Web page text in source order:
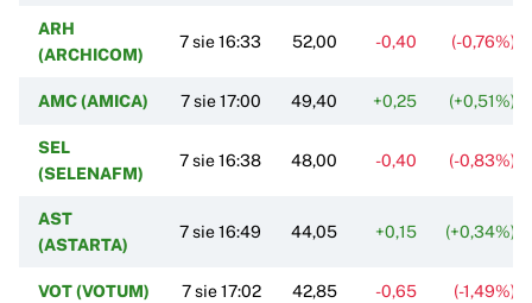
ARH
(ARCHICOM)
7 sie 16:33 52,00 -0,40 (-0,76%)
AMC (AMICA) 7 sie 17:00 49,40 +0,25 (+0,51%)
SEL
(SELENAFM)
7 sie 16:38 48,00 -0,40 (-0,83%)
AST
(ASTARTA)
7 sie 16:49 44,05 +0,15 (+0,34%)
VOT (VOTUM) 7 sie 17:02 42,85 -0,65 (-1,49%)